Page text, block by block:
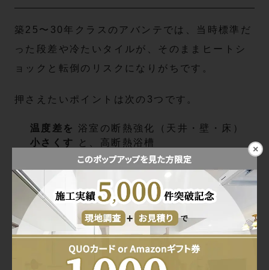
築25〜30年クラスのアバンテでは、当時標準だ
った段差や冷たいタイルが、そのままヒートシ
ョックと転倒のリスクになりがちです。
押さえたいポイントは次の3つです。
温度差を
小さくす
浴室の断熱強化（天井・壁・床）
と、高断熱浴槽
洗面室含めた暖房計画（浴室暖房
乾燥機、洗面室のパネルヒーター
など）
段差と滑り
を減らす
浴室入口の段差を“安全な範囲
で”できる限り小さく
すべりにくい床材と、洗面室と
の床レベルの調整
将来の介助
出入口幅はできれば700mm以上
×